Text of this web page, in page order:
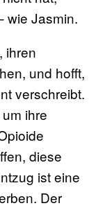
wie Jasmin.
ihren
und hofft,
verschreibt.
ihre
diese
ist eine
Der